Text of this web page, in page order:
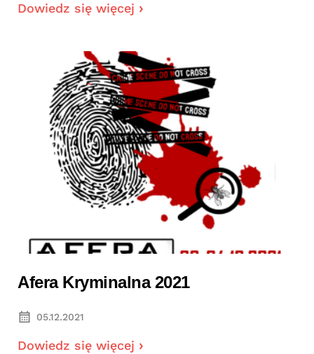
Dowiedz się więcej
Afera Kryminalna 2021
05.12.2021
Dowiedz się więcej